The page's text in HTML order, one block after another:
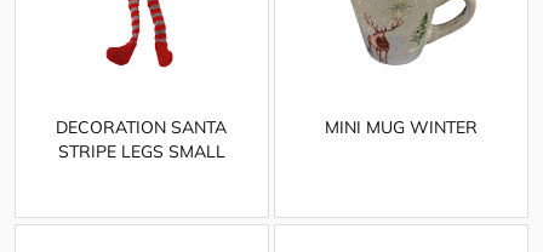
DECORATION SANTA
STRIPE LEGS SMALL
MINI MUG WINTER